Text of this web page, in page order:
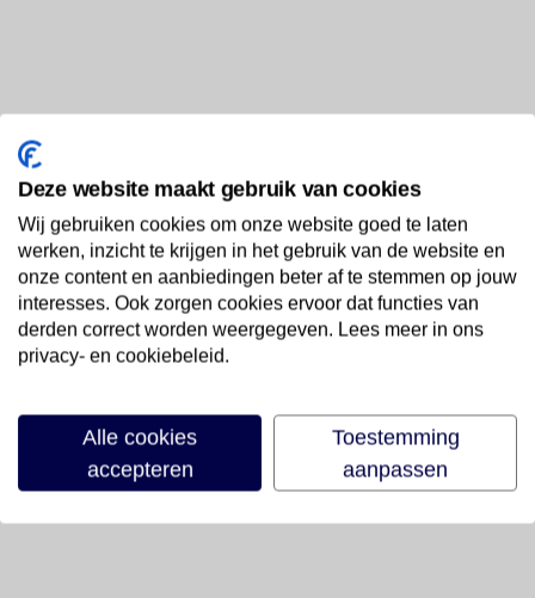
Deze website maakt gebruik van cookies
Wij gebruiken cookies om onze website goed te laten
werken, inzicht te krijgen in het gebruik van de website en
onze content en aanbiedingen beter af te stemmen op jouw
interesses. Ook zorgen cookies ervoor dat functies van
derden correct worden weergegeven. Lees meer in ons
privacy- en cookiebeleid.
Alle cookies
accepteren
Toestemming
aanpassen